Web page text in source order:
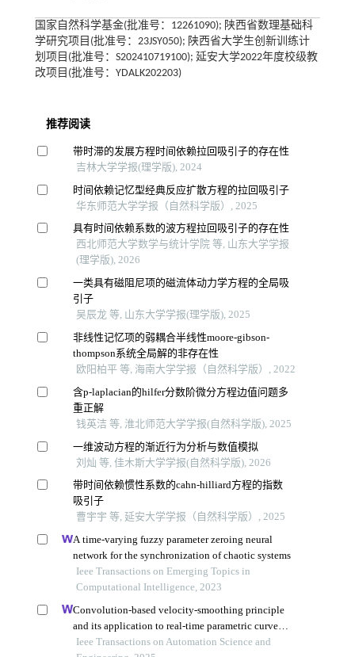
国家自然科学基金(批准号：12261090); 陕西省数理基础科
学研究项目(批准号：23JSY050); 陕西省大学生创新训练计
划项目(批准号：S202410719100); 延安大学2022年度校级教
改项目(批准号：YDALK202203)